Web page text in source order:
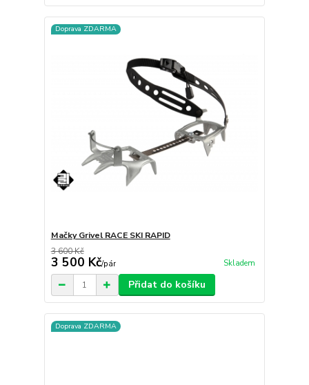
Doprava ZDARMA
Mačky Grivel RACE SKI RAPID
3 600 Kč
3 500 Kč/pár Skladem
Přidat do košíku
Doprava ZDARMA